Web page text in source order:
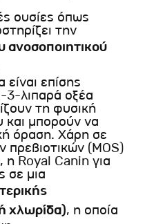
ουσίες όπως
την
ανοσοποιητικού
επίσης
3-λιπαρά οξέα
τη φυσική
μπορούν να
όραση. Χάρη σε
(MOS)
η Royal Canin για
σε μια
χλωρίδα), η οποία